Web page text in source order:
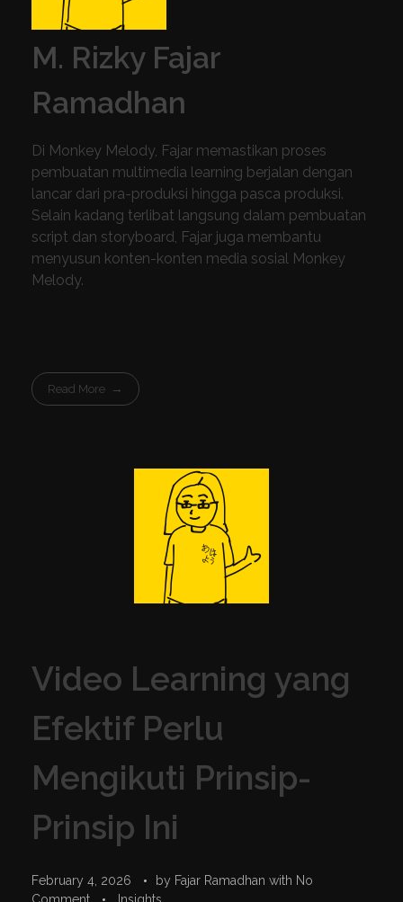
M. Rizky Fajar
Ramadhan
Di Monkey Melody, Fajar memastikan proses
pembuatan multimedia learning berjalan dengan
lancar dari pra-produksi hingga pasca produksi.
Selain kadang terlibat langsung dalam pembuatan
script dan storyboard, Fajar juga membantu
menyusun konten-konten media sosial Monkey
Melody.
Read More
Video Learning yang
Efektif Perlu
Mengikuti Prinsip-
Prinsip Ini
February 4, 2026 by Fajar Ramadhan with No
Comment
Insights